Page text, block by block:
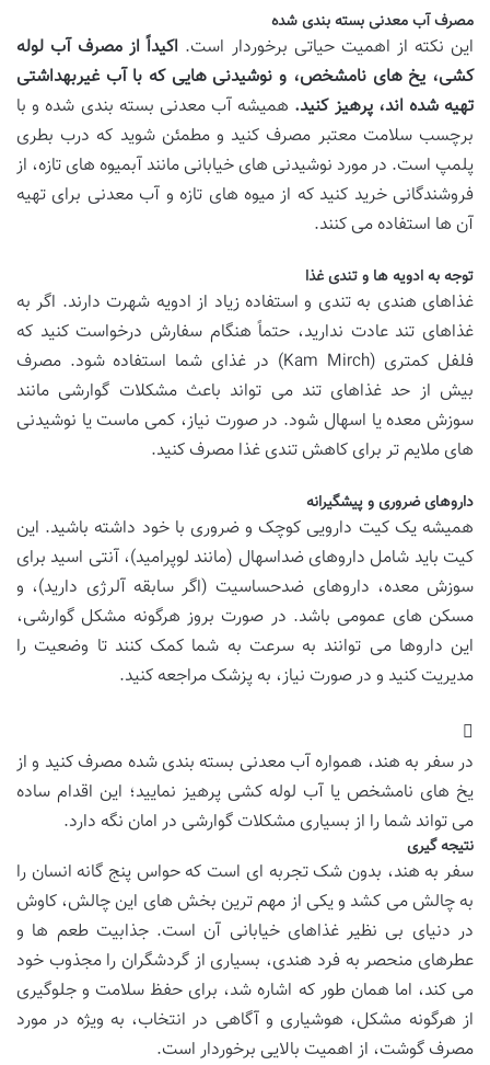
مصرف آب معدنی بسته بندی شده
این نکته از اهمیت حیاتی برخوردار است. اکیداً از مصرف آب لوله
کشی، یخ های نامشخص، و نوشیدنی هایی که با آب غیربهداشتی
تهیه شده اند، پرهیز کنید. همیشه آب معدنی بسته بندی شده و با
برچسب سلامت معتبر مصرف کنید و مطمئن شوید که درب بطری
پلمپ است. در مورد نوشیدنی های خیابانی مانند آبمیوه های تازه، از
فروشندگانی خرید کنید که از میوه های تازه و آب معدنی برای تهیه
آن ها استفاده می کنند.
توجه به ادویه ها و تندی غذا
غذاهای هندی به تندی و استفاده زیاد از ادویه شهرت دارند. اگر به
غذاهای تند عادت ندارید، حتماً هنگام سفارش درخواست کنید که
فلفل کمتری (Kam Mirch) در غذای شما استفاده شود. مصرف
بیش از حد غذاهای تند می تواند باعث مشکلات گوارشی مانند
سوزش معده یا اسهال شود. در صورت نیاز، کمی ماست یا نوشیدنی
های ملایم تر برای کاهش تندی غذا مصرف کنید.
داروهای ضروری و پیشگیرانه
همیشه یک کیت دارویی کوچک و ضروری با خود داشته باشید. این
کیت باید شامل داروهای ضداسهال (مانند لوپرامید)، آنتی اسید برای
سوزش معده، داروهای ضدحساسیت (اگر سابقه آلرژی دارید)، و
مسکن های عمومی باشد. در صورت بروز هرگونه مشکل گوارشی،
این داروها می توانند به سرعت به شما کمک کنند تا وضعیت را
مدیریت کنید و در صورت نیاز، به پزشک مراجعه کنید.
در سفر به هند، همواره آب معدنی بسته بندی شده مصرف کنید و از
یخ های نامشخص یا آب لوله کشی پرهیز نمایید؛ این اقدام ساده
می تواند شما را از بسیاری مشکلات گوارشی در امان نگه دارد.
نتیجه گیری
سفر به هند، بدون شک تجربه ای است که حواس پنج گانه انسان را
به چالش می کشد و یکی از مهم ترین بخش های این چالش، کاوش
در دنیای بی نظیر غذاهای خیابانی آن است. جذابیت طعم ها و
عطرهای منحصر به فرد هندی، بسیاری از گردشگران را مجذوب خود
می کند، اما همان طور که اشاره شد، برای حفظ سلامت و جلوگیری
از هرگونه مشکل، هوشیاری و آگاهی در انتخاب، به ویژه در مورد
مصرف گوشت، از اهمیت بالایی برخوردار است.